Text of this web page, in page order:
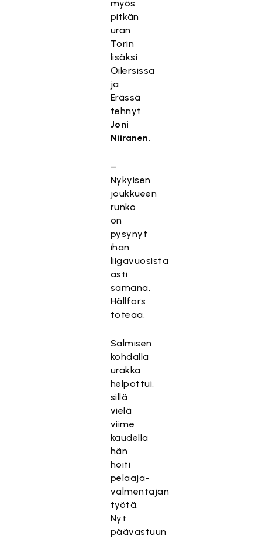
myös
pitkän
uran
Torin
lisäksi
Oilersissa
ja
Erässä
tehnyt
Joni
Niiranen.
–
Nykyisen
joukkueen
runko
on
pysynyt
ihan
liigavuosista
asti
samana,
Hällfors
toteaa.
Salmisen
kohdalla
urakka
helpottui,
sillä
vielä
viime
kaudella
hän
hoiti
pelaaja-
valmentajan
työtä.
Nyt
päävastuun